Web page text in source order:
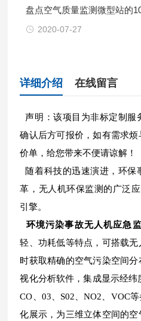
盘点空气质量监测微型站的
2020-07-27
详细介绍 在线留言
声明：该项目为非标定制服
确认后方可报价，如有需求
价单，给您带来不便请谅解！
随着科技的迅速演进，环保
革，无人机环保监测的广泛
引擎。
环境污染事故无人机应急
轻、功耗低等特点，可搭载
时获取精确的空气污染空间
视化分析软件，集成显示经纬
CO、03、S02、NO2、VOC
化展示，为三维立体空间的